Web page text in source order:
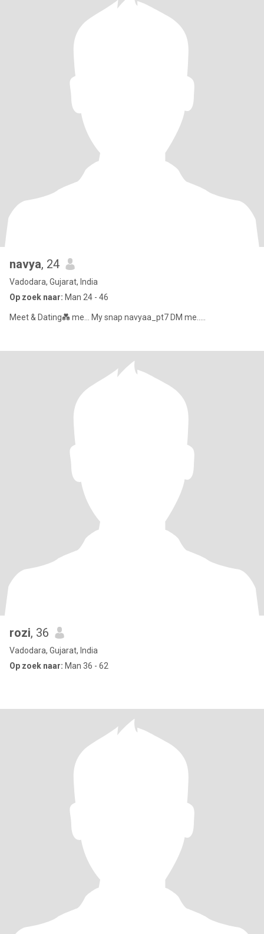
navya, 24
Vadodara, Gujarat, India
Op zoek naar: Man 24 - 46
Meet & Dating💑 me... My snap navyaa_pt7 DM me.....
rozi, 36
Vadodara, Gujarat, India
Op zoek naar: Man 36 - 62